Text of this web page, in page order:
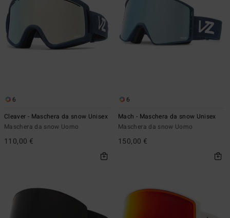
6
Cleaver - Maschera da snow Unisex
Maschera da snow Uomo
110,00 €
6
Mach - Maschera da snow Unisex
Maschera da snow Uomo
150,00 €